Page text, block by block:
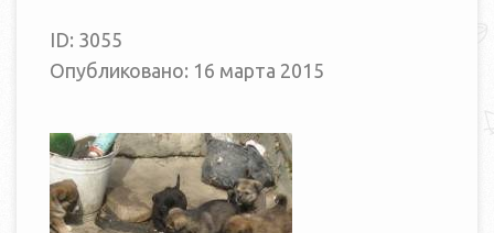
ID: 3055
Опубликовано: 16 марта 2015